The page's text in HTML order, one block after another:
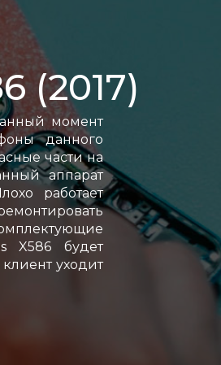
(2017)
момент
данного
части на
аппарат
работает
X586 будет
уходит